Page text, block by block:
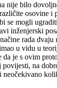
nije bilo
osovine i
se mogli
inženjerski
rada dvaju
u vidu u
da je s ovim
na
neočekivano